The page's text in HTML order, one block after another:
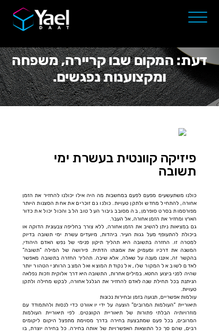
דעת: המקום שבו קריירה, משפחה
ומקצוענות נפגשים.
פיזיקה קוונטית בעשרת ימי
תשובה
כולנו משתעשעים מפעם לפעם במחשבות מה היה אילו יכולנו להחזיר את הזמן
אחורה, להתחיל מחדש ולתקן טעויות. כולנו גם זוכרים את אחת הסצנות היותר
מפורסמות בסרט סופרמן, בה מסובב גיבור העל טוב הלב והכול יכול את כדור
הארץ ומחזיר את הזמן אחורה, אל העבר.
גם במציאות ניתן להשיב את הזמן אחורה, ללא צורך בחליפה צבעונית הדוקה או
ביכולת להתעופף מעל גגות העיר. ביהדות, מיועדים עשרת ימי תשובה בדיוק
למטרה זו. החזרה בתשובה היא תהליך תיקון פנימי של נפש האדם היהודי,
המשנה את דרכיו ומעמיק את אמונתו הדתית. פירושה של המילה “תשובה”
בהקשר זה, איננו מענה על שאלה, אלא שיבה. תהליך החזרה בתשובה מאפשר
לאדם לשוב אל המקור שלו, אל נקודת המוצא ואל המצב הרוחני הטהור יותר
שהיה לפני ביצוע החטא. במילים אחרות, התשובה היא דרך אלוקית וזכות נפלאה
הניתנת בכל תחילת שנה לאדם להחזיר את הגלגל אחורה, לבקש מחילה ולתקן
טעויות.
עולמות אפשריים, תנועה בזמן ובחירות נכונות
תיאוריית “העולמות המרובים” הוצעה על ידי יו אוורט כדי לנסות ולהתמודד עם
מוזרויותיה הבלתי פתורות של תיאוריית הקוונטים. לפי תיאוריית העולמות
המרובים, בכל פעם שמתבצעת בחירה בדרך מסוימת מתפצל היקום ליקומים
רבים, שהם סך כל התוצאות האפשרויות של אותה בחירה. כל בחירה יוצרת, בו